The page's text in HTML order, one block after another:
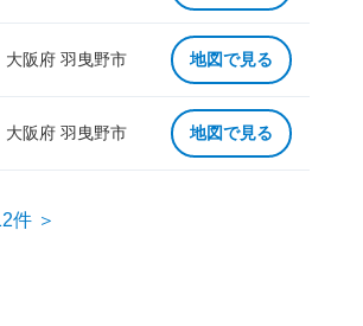
大阪府 羽曳野市 地図で見る
大阪府 羽曳野市 地図で見る
件 ＞